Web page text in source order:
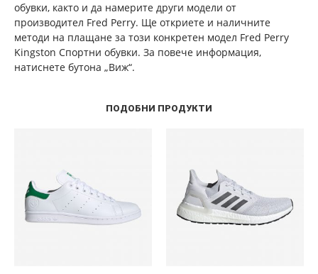
обувки, както и да намерите други модели от
производител Fred Perry. Ще откриете и наличните
методи на плащане за този конкретен модел Fred Perry
Kingston Спортни обувки. За повече информация,
натиснете бутона „Виж“.
ПОДОБНИ ПРОДУКТИ